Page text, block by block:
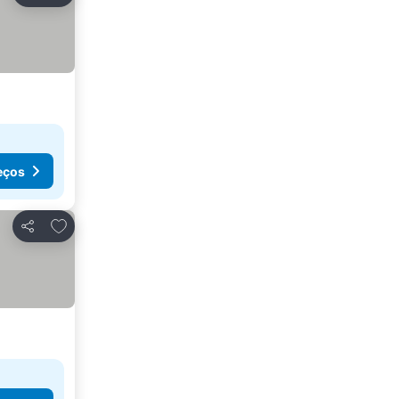
Partilhar
Adicionar aos favoritos